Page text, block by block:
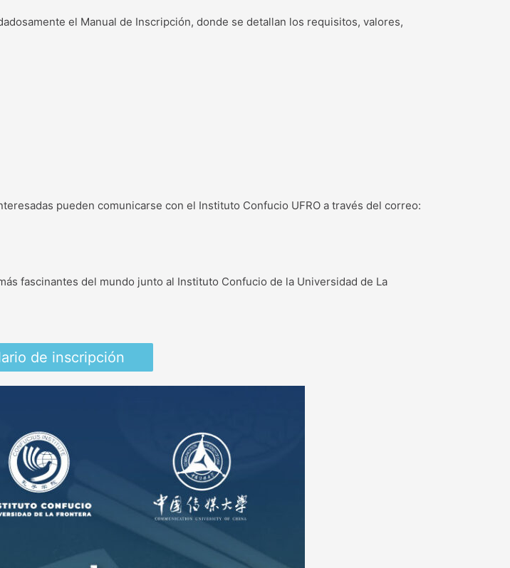
el Manual de Inscripción, donde se detallan los requisitos, valores,
pueden comunicarse con el Instituto Confucio UFRO a través del correo:
fascinantes del mundo junto al Instituto Confucio de la Universidad de La
de inscripción